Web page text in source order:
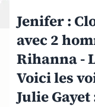
Jenifer :
avec 2
Rihanna -
Voici les
Julie